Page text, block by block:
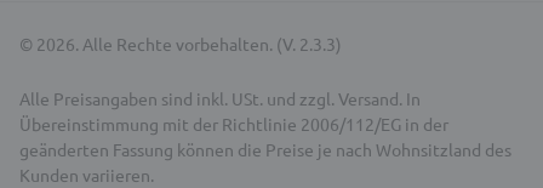
© 2026. Alle Rechte vorbehalten. (V. 2.3.3)
Alle Preisangaben sind inkl. USt. und zzgl. Versand. In
Übereinstimmung mit der Richtlinie 2006/112/EG in der
geänderten Fassung können die Preise je nach Wohnsitzland des
Kunden variieren.